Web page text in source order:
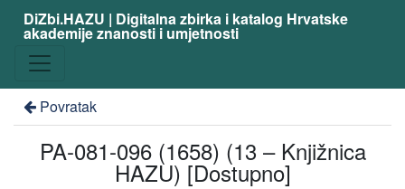
DiZbi.HAZU | Digitalna zbirka i katalog Hrvatske
akademije znanosti i umjetnosti
Povratak
PA-081-096 (1658) (13 – Knjižnica
HAZU) [Dostupno]